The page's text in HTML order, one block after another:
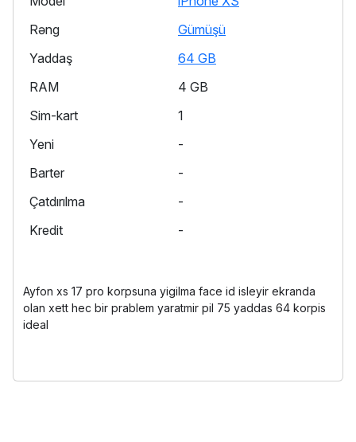
Rəng
Gümüşü
Yaddaş
64 GB
RAM
4 GB
Sim-kart
1
Yeni
-
Barter
-
Çatdırılma
-
Kredit
-
Ayfon xs 17 pro korpsuna yigilma face id isleyir ekranda
olan xett hec bir prablem yaratmir pil 75 yaddas 64 korpis
ideal